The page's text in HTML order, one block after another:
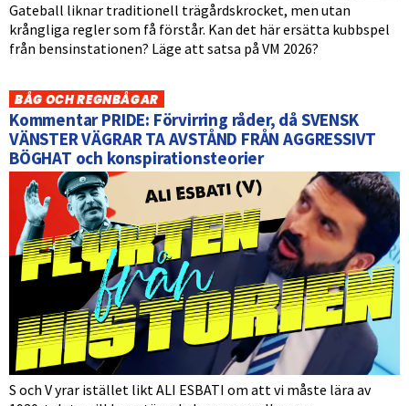
Gateball liknar traditionell trägårdskrocket, men utan
krångliga regler som få förstår. Kan det här ersätta kubbspel
från bensinstationen? Läge att satsa på VM 2026?
BÅG OCH REGNBÅGAR
Kommentar PRIDE: Förvirring råder, då SVENSK
VÄNSTER VÄGRAR TA AVSTÅND FRÅN AGGRESSIVT
BÖGHAT och konspirationsteorier
S och V yrar istället likt ALI ESBATI om att vi måste lära av